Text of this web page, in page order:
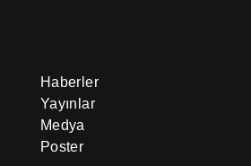
Haberler
Yayınlar
Medya
Poster